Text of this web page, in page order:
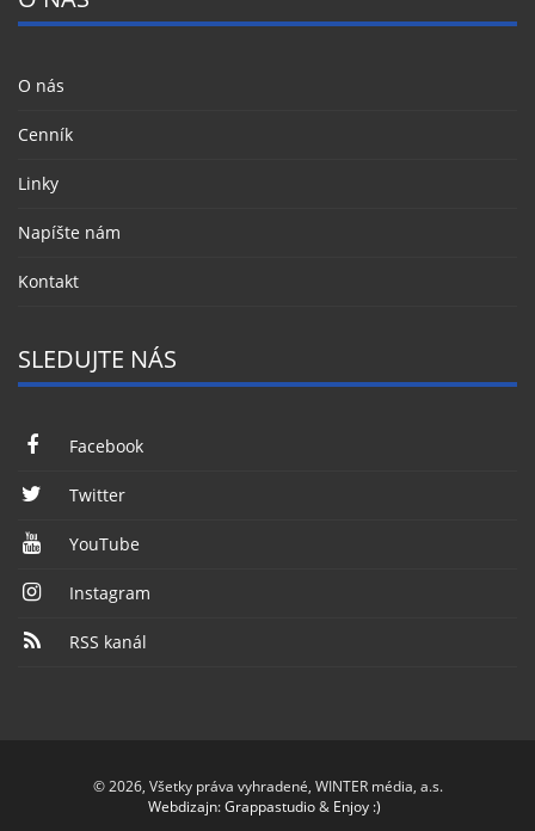
O nás
Cenník
Linky
Napíšte nám
Kontakt
SLEDUJTE NÁS
Facebook
Twitter
YouTube
Instagram
RSS kanál
© 2026, Všetky práva vyhradené, WINTER média, a.s.
Webdizajn:Grappastudio& Enjoy :)